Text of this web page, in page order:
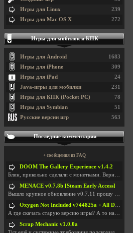
239
Игры для Linux
272
Игры для Mac OS X
Игры для мобилок и КПК
1683
Игры для Android
309
Игры для iPhone
24
Игры для iPad
231
Java-игры для мобилки
78
Игры для КПК (Pocket PC)
51
Игры для Symbian
563
Русские версии игр
Последние комментарии
+ сообщения из FAQ
DOOM The Gallery Experience v1.4.2
Блин, прикольно сделали с монетками. Вернулся в св
MENACE v0.7.8b [Steam Early Access]
Вышло крупное обновление v0.7.11 прошу обновить
Oxygen Not Included v744825a + All DLC
А где скачать старую версию игры? А то на новой но
Scrap Mechanic v1.0.0a